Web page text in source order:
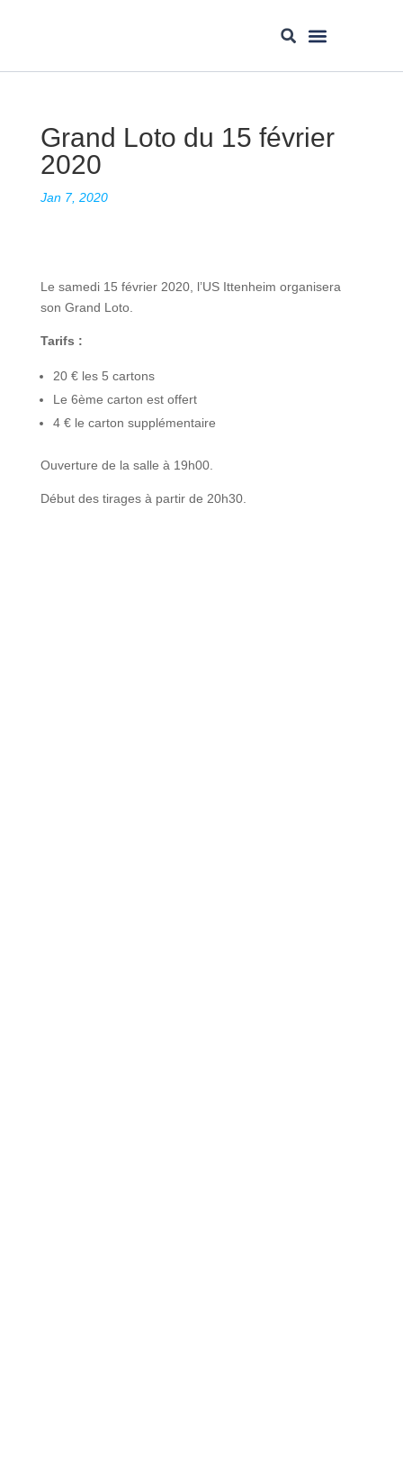
Grand Loto du 15 février
2020
Jan 7, 2020
Le samedi 15 février 2020, l’US Ittenheim organisera
son Grand Loto.
Tarifs :
20 € les 5 cartons
Le 6ème carton est offert
4 € le carton supplémentaire
Ouverture de la salle à 19h00.
Début des tirages à partir de 20h30.